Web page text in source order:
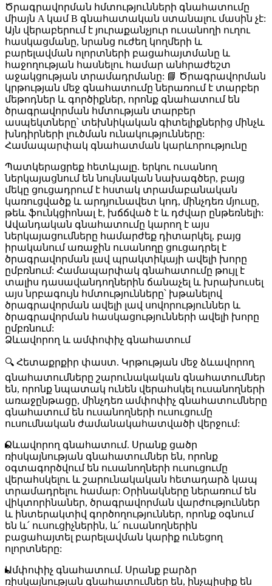
Ծրագրավորման հմտությունների գնահատումը
միայն A կամ B գնահատական ստանալու մասին չէ:
Այն վերաբերում է յուրաքանչյուր ուսանողի ուղու
հասկացմանը, նրանց ուժեղ կողմերի և
բարելավման ոլորտների բացահայտմանը և
հաջողության հասնելու համար անհրաժեշտ
աջակցության տրամադրմանը: 📘 Ծրագրավորման
կրթության մեջ գնահատումը ներառում է տարբեր
մեթոդներ և գործիքներ, որոնք գնահատում են
ծրագրավորման հմտության տարբեր
ասպեկտները՝ տեխնիկական գիտելիքներից մինչև
խնդիրների լուծման ունակությունները:
Համապարփակ գնահատման կարևորությունը
Պատկերացրեք հետևյալը. երկու ուսանող
ներկայացնում են նույնական նախագծեր, բայց
մեկը ցուցադրում է հստակ տրամաբանական
կառուցվածք և արդյունավետ կոդ, մինչդեռ մյուսը,
թեև ֆունկցիոնալ է, խճճված է և դժվար ընթեռնելի:
Ավանդական գնահատումը կարող է այս
ներկայացումները համարժեք դիտարկել, բայց
իրականում առաջին ուսանողը ցուցադրել է
ծրագրավորման լավ պրակտիկայի ավելի խորը
ըմբռնում: Համապարփակ գնահատումը թույլ է
տալիս դասավանդողներին ճանաչել և խրախուսել
այս նրբագույն հմտությունները՝ խթանելով
ծրագրավորման ավելի լավ սովորություններ և
ծրագրավորման հասկացությունների ավելի խորը
ըմբռնում:
Ձևավորող և ամփոփիչ գնահատում
🔍 Հետաքրքիր փաստ. Կրթության մեջ ձևավորող
գնահատումները շարունակական գնահատումներ
են, որոնք նպատակ ունեն վերահսկել ուսանողների
առաջընթացը, մինչդեռ ամփոփիչ գնահատումները
գնահատում են ուսանողների ուսուցումը
ուսումնական ժամանակահատվածի վերջում:
Ձևավորող գնահատում. Սրանք ցածր
ռիսկայնության գնահատումներ են, որոնք
օգտագործվում են ուսանողների ուսուցումը
վերահսկելու և շարունակական հետադարձ կապ
տրամադրելու համար: Օրինակները ներառում են
վիկտորինաներ, ծրագրավորման վարժություններ
և ինտերակտիվ գործողություններ, որոնք օգնում
են և՛ ուսուցիչներին, և՛ ուսանողներին
բացահայտել բարելավման կարիք ունեցող
ոլորտները:
Ամփոփիչ գնահատում. Սրանք բարձր
ռիսկայնության գնահատումներ են, ինչպիսիք են